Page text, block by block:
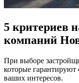
5 критериев
компаний
При выборе
которые гарантируют
ваших интересов.